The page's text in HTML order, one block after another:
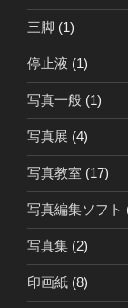
三脚 (1)
停止液 (1)
写真一般 (1)
写真展 (4)
写真教室 (17)
写真編集ソフト
写真集 (2)
印画紙 (8)